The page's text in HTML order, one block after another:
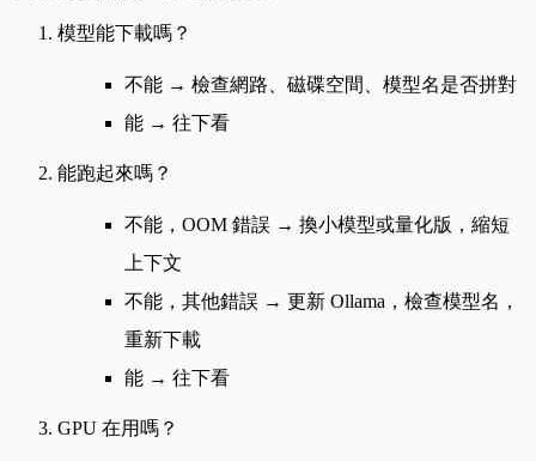
模型能下載嗎？
不能 → 檢查網路、磁碟空間、模型名是否拼對
能 → 往下看
能跑起來嗎？
不能，OOM 錯誤 → 換小模型或量化版，縮短
上下文
不能，其他錯誤 → 更新 Ollama，檢查模型名，
重新下載
能 → 往下看
GPU 在用嗎？